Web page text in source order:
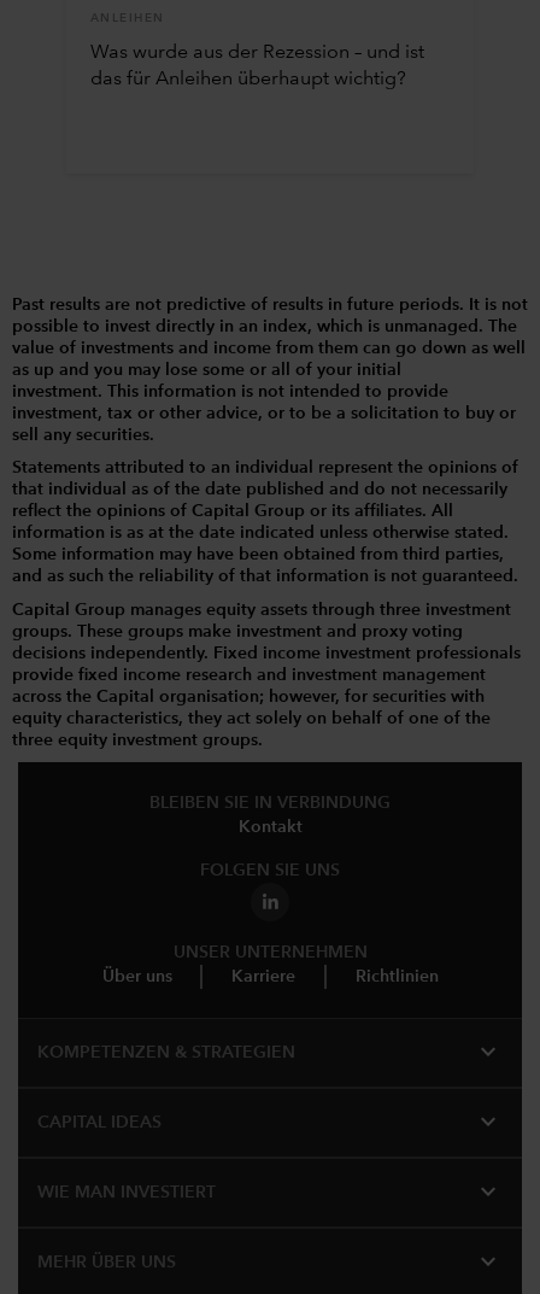
ANLEIHEN
Was wurde aus der Rezession – und ist
das für Anleihen überhaupt wichtig?
Past results are not predictive of results in future periods. It is not
possible to invest directly in an index, which is unmanaged. The
value of investments and income from them can go down as well
as up and you may lose some or all of your initial
investment. This information is not intended to provide
investment, tax or other advice, or to be a solicitation to buy or
sell any securities.
Statements attributed to an individual represent the opinions of
that individual as of the date published and do not necessarily
reflect the opinions of Capital Group or its affiliates. All
information is as at the date indicated unless otherwise stated.
Some information may have been obtained from third parties,
and as such the reliability of that information is not guaranteed.
Capital Group manages equity assets through three investment
groups. These groups make investment and proxy voting
decisions independently. Fixed income investment professionals
provide fixed income research and investment management
across the Capital organisation; however, for securities with
equity characteristics, they act solely on behalf of one of the
three equity investment groups.
BLEIBEN SIE IN VERBINDUNG
Kontakt
FOLGEN SIE UNS
UNSER UNTERNEHMEN
Über uns
Karriere Richtlinien
KOMPETENZEN & STRATEGIEN expand_more
CAPITAL IDEAS expand_more
WIE MAN INVESTIERT expand_more
MEHR ÜBER UNS expand_more